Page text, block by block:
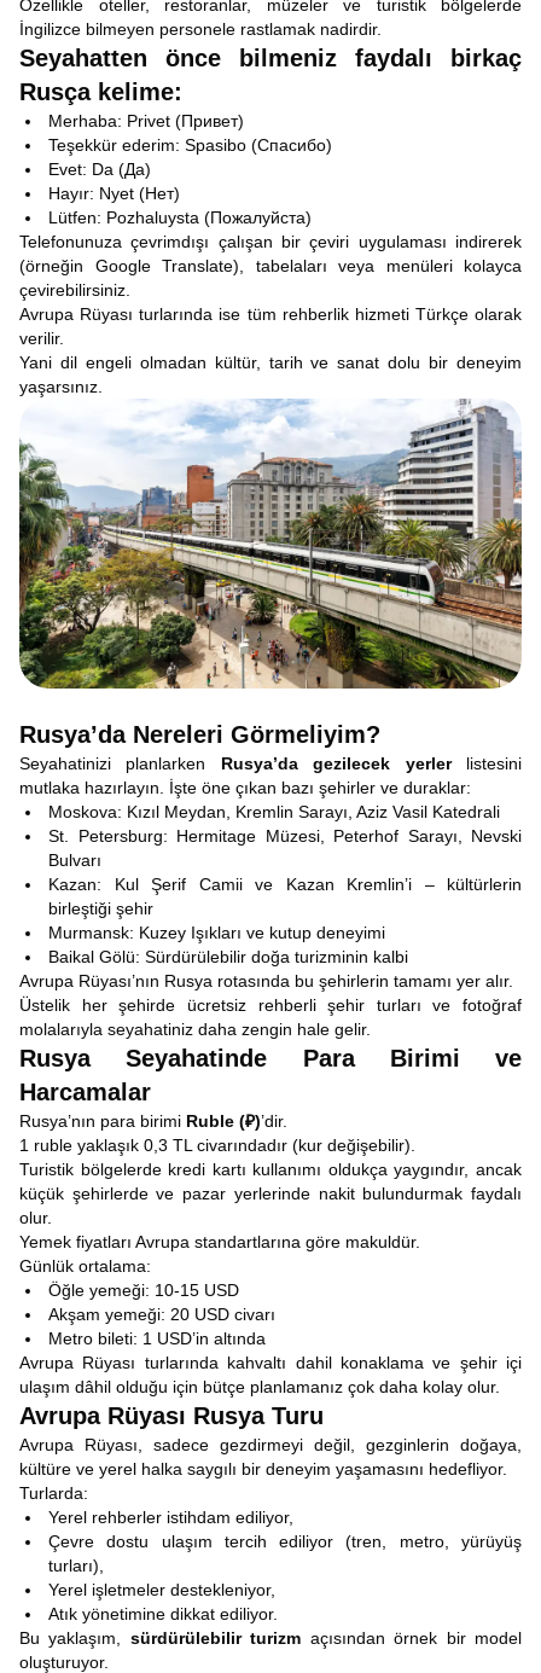
Özellikle oteller, restoranlar, müzeler ve turistik bölgelerde
İngilizce bilmeyen personele rastlamak nadirdir.
Seyahatten önce bilmeniz faydalı birkaç
Rusça kelime:
Merhaba: Privet (Привет)
Teşekkür ederim: Spasibo (Спасибо)
Evet: Da (Да)
Hayır: Nyet (Нет)
Lütfen: Pozhaluysta (Пожалуйста)
Telefonunuza çevrimdışı çalışan bir çeviri uygulaması indirerek
(örneğin Google Translate), tabelaları veya menüleri kolayca
çevirebilirsiniz.
Avrupa Rüyası turlarında ise tüm rehberlik hizmeti Türkçe olarak
verilir.
Yani dil engeli olmadan kültür, tarih ve sanat dolu bir deneyim
yaşarsınız.
Rusya’da Nereleri Görmeliyim?
Seyahatinizi planlarken Rusya’da gezilecek yerlerlistesini
mutlaka hazırlayın. İşte öne çıkan bazı şehirler ve duraklar:
Moskova: Kızıl Meydan, Kremlin Sarayı, Aziz Vasil Katedrali
St. Petersburg: Hermitage Müzesi, Peterhof Sarayı, Nevski
Bulvarı
Kazan: Kul Şerif Camii ve Kazan Kremlin’i – kültürlerin
birleştiği şehir
Murmansk: Kuzey Işıkları ve kutup deneyimi
Baikal Gölü: Sürdürülebilir doğa turizminin kalbi
Avrupa Rüyası’nın Rusya rotasında bu şehirlerin tamamı yer alır.
Üstelik her şehirde ücretsiz rehberli şehir turları ve fotoğraf
molalarıyla seyahatiniz daha zengin hale gelir.
Rusya Seyahatinde Para Birimi ve
Harcamalar
Rusya’nın para birimi Ruble (₽)’dir.
1 ruble yaklaşık 0,3 TL civarındadır (kur değişebilir).
Turistik bölgelerde kredi kartı kullanımı oldukça yaygındır, ancak
küçük şehirlerde ve pazar yerlerinde nakit bulundurmak faydalı
olur.
Yemek fiyatları Avrupa standartlarına göre makuldür.
Günlük ortalama:
Öğle yemeği: 10-15 USD
Akşam yemeği: 20 USD civarı
Metro bileti: 1 USD’in altında
Avrupa Rüyası turlarında kahvaltı dahil konaklama ve şehir içi
ulaşım dâhil olduğu için bütçe planlamanız çok daha kolay olur.
Avrupa Rüyası Rusya Turu
Avrupa Rüyası, sadece gezdirmeyi değil, gezginlerin doğaya,
kültüre ve yerel halka saygılı bir deneyim yaşamasını hedefliyor.
Turlarda:
Yerel rehberler istihdam ediliyor,
Çevre dostu ulaşım tercih ediliyor (tren, metro, yürüyüş
turları),
Yerel işletmeler destekleniyor,
Atık yönetimine dikkat ediliyor.
Bu yaklaşım, sürdürülebilir turizm açısından örnek bir model
oluşturuyor.